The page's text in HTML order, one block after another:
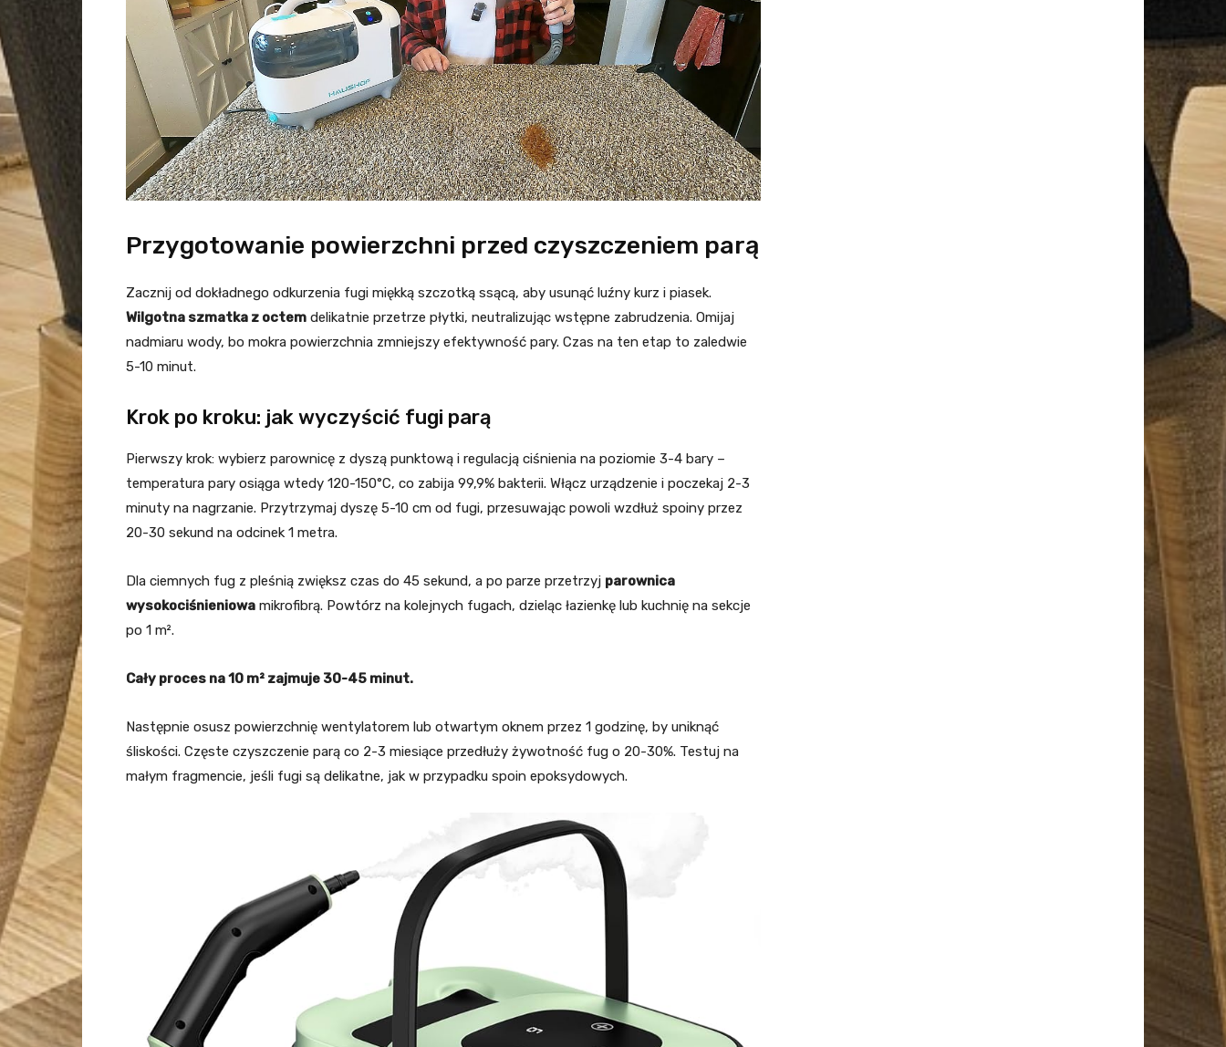
Przygotowanie powierzchni przed czyszczeniem parą
Zacznij od dokładnego odkurzenia fugi miękką szczotką ssącą, aby usunąć luźny kurz i piasek.
Wilgotna szmatka z octem delikatnie przetrze płytki, neutralizując wstępne zabrudzenia. Omijaj
nadmiaru wody, bo mokra powierzchnia zmniejszy efektywność pary. Czas na ten etap to zaledwie
5-10 minut.
Krok po kroku: jak wyczyścić fugi parą
Pierwszy krok: wybierz parownicę z dyszą punktową i regulacją ciśnienia na poziomie 3-4 bary –
temperatura pary osiąga wtedy 120-150°C, co zabija 99,9% bakterii. Włącz urządzenie i poczekaj 2-3
minuty na nagrzanie. Przytrzymaj dyszę 5-10 cm od fugi, przesuwając powoli wzdłuż spoiny przez
20-30 sekund na odcinek 1 metra.
Dla ciemnych fug z pleśnią zwiększ czas do 45 sekund, a po parze przetrzyj parownica
wysokociśnieniowa mikrofibrą. Powtórz na kolejnych fugach, dzieląc łazienkę lub kuchnię na sekcje
po 1 m².
Cały proces na 10 m² zajmuje 30-45 minut.
Następnie osusz powierzchnię wentylatorem lub otwartym oknem przez 1 godzinę, by uniknąć
śliskości. Częste czyszczenie parą co 2-3 miesiące przedłuży żywotność fug o 20-30%. Testuj na
małym fragmencie, jeśli fugi są delikatne, jak w przypadku spoin epoksydowych.